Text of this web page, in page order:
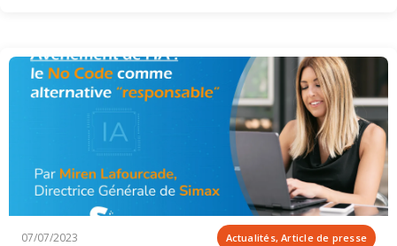
07/07/2023 Actualités, Article de presse